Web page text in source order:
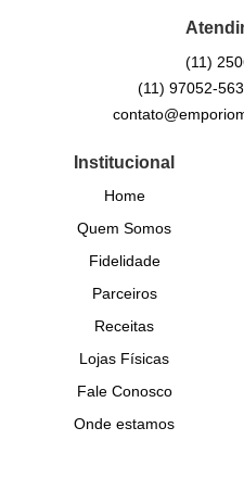
(11)
(11) 97052-
Institucional
Home
Quem Somos
Fidelidade
Parceiros
Receitas
Lojas Físicas
Fale Conosco
Onde estamos